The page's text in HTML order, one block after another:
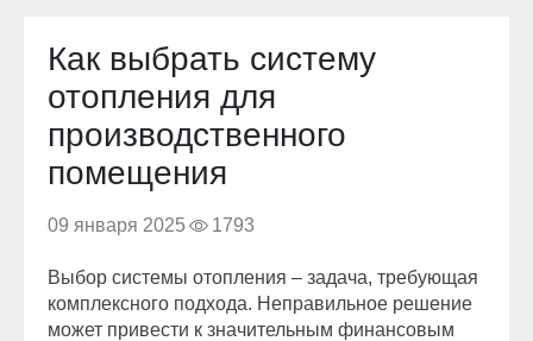
Как выбрать систему
отопления для
производственного
помещения
09 января 2025 1793
Выбор системы отопления – задача, требующая
комплексного подхода. Неправильное решение
может привести к значительным финансовым